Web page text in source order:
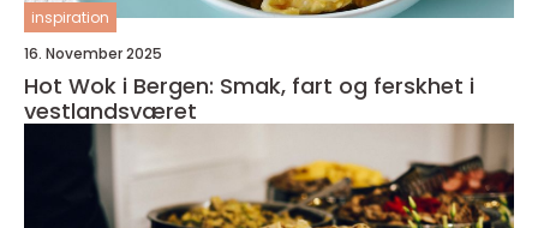
inspiration
16. November 2025
Hot Wok i Bergen: Smak, fart og ferskhet i
vestlandsværet